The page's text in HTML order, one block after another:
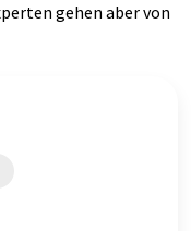
gehen aber von